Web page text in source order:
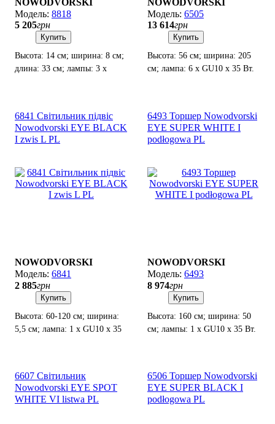
NOWODVORSKI
8818
5 205грн
Купить
Высота: 14 см; ширина: 8 см;
длина: 33 см; лампы: 3 x
NOWODVORSKI
6505
13 614грн
Купить
Высота: 56 см; ширина: 205
см; лампа: 6 х GU10 х 35 Вт.
6841 Світильник підвіс
Nowodvorski EYE BLACK
I zwis L PL
NOWODVORSKI
6841
2 885грн
Купить
Высота: 60-120 см; ширина:
5,5 см; лампа: 1 х GU10 х 35
6493 Торшер Nowodvorski
EYE SUPER WHITE I
podłogowa PL
NOWODVORSKI
6493
8 974грн
Купить
Высота: 160 см; ширина: 50
см; лампы: 1 х GU10 х 35 Вт.
6607 Світильник
Nowodvorski EYE SPOT
WHITE VI listwa PL
6506 Торшер Nowodvorski
EYE SUPER BLACK I
podłogowa PL